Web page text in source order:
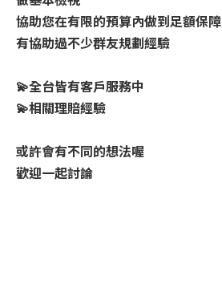
協助您在有限的預算內做到足額保障
有協助過不少群友規劃經驗
💫全台皆有客戶服務中
💫相關理賠經驗
或許會有不同的想法喔
歡迎一起討論